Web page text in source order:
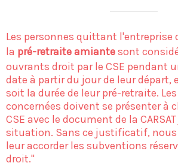
Les personnes quittant l'entreprise
la pré-retraite amiantesont
ouvrants droit par le CSE pendant
date à partir du jour de leur départ,
soit la durée de leur pré-retraite.
concernées doivent se présenter à
CSE avec le document de la
situation. Sans ce justificatif, nous
leur accorder les subventions
droit."